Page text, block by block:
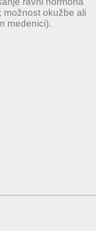
možnost okužbe ali
medenici).